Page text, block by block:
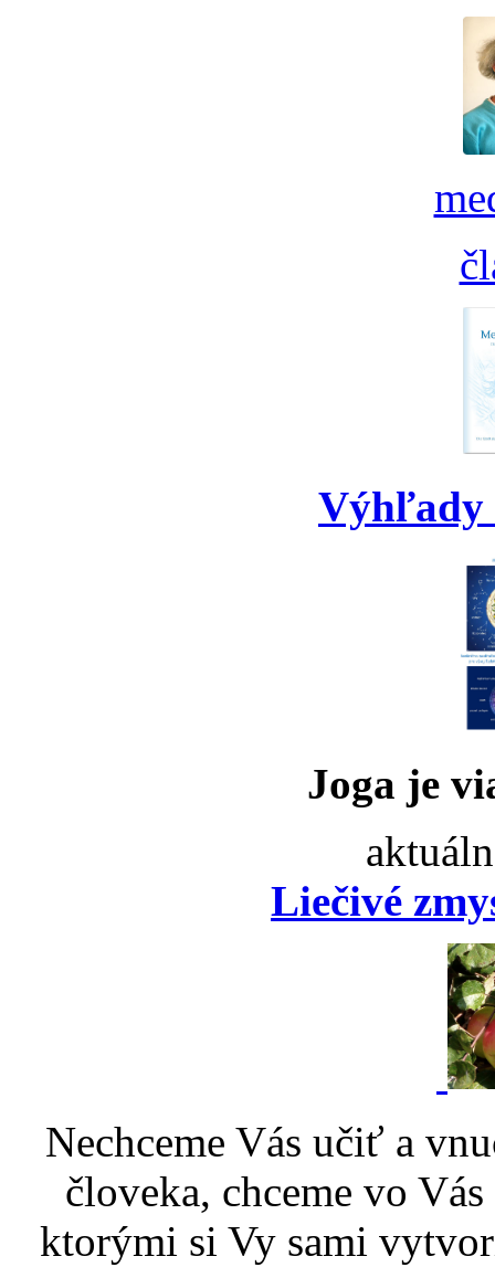
Výhľady
Joga je
Liečivé
Nechceme Vás učiť a
človeka, chceme vo
ktorými si Vy sami